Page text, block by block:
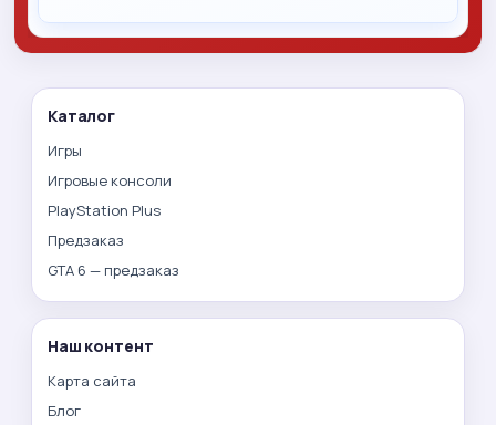
Каталог
Игры
Игровые консоли
PlayStation Plus
Предзаказ
GTA 6 — предзаказ
Наш контент
Карта сайта
Блог